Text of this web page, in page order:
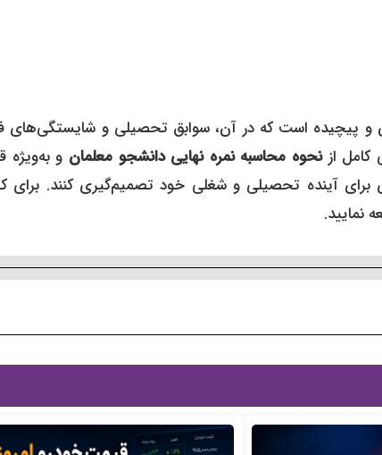
۱۴۰۴ یک مسیر چند مرحله‌ای و پیچیده است که در آن، سوابق تحصیلی و
کامل ازنحوه محاسبه نمره نهایی دانشجو معلمان و به‌ویژه
آینده تحصیلی و شغلی خود تصمیم‌گیری کنند.
نمایید.